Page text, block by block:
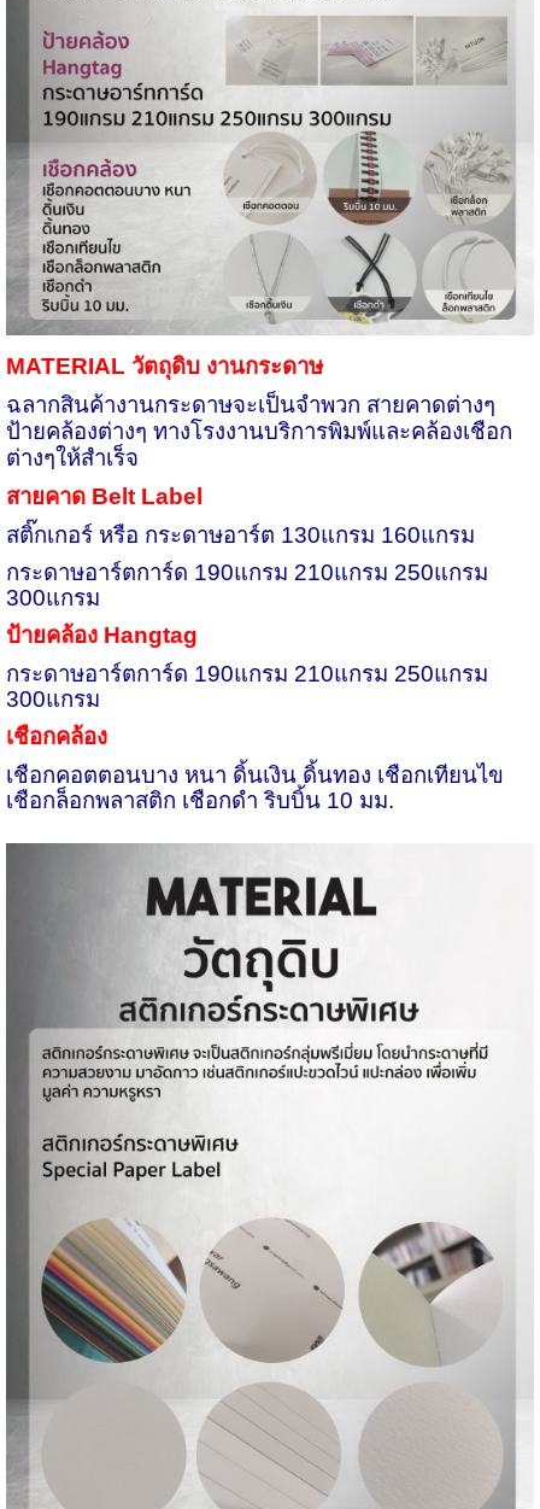
MATERIAL วัตถุดิบ งานกระดาษ
ฉลากสินค้างานกระดาษจะเป็นจำพวก สายคาดต่างๆ
ป้ายคล้องต่างๆ ทางโรงงานบริการพิมพ์และคล้องเชือก
ต่างๆให้สำเร็จ
สายคาด Belt Label
สติ๊กเกอร์ หรือ กระดาษอาร์ต 130แกรม 160แกรม
กระดาษอาร์ตการ์ด 190แกรม 210แกรม 250แกรม
300แกรม
ป้ายคล้อง Hangtag
กระดาษอาร์ตการ์ด 190แกรม 210แกรม 250แกรม
300แกรม
เชือกคล้อง
เชือกคอตตอนบาง หนา ดิ้นเงิน ดิ้นทอง เชือกเทียนไข
เชือกล็อกพลาสติก เชือกดำ ริบบิ้น 10 มม.